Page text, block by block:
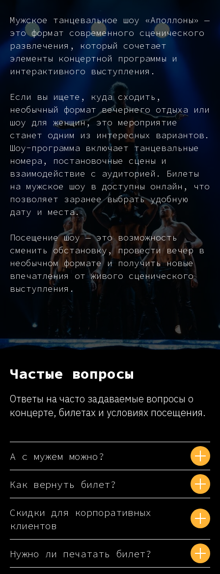
Мужское танцевальное шоу «Аполлоны» —
это формат современного сценического
развлечения, который сочетает
элементы концертной программы и
интерактивного выступления.
Если вы ищете, куда сходить,
необычный формат вечернего отдыха или
шоу для женщин, это мероприятие
станет одним из интересных вариантов.
Шоу-программа включает танцевальные
номера, постановочные сцены и
взаимодействие с аудиторией. Билеты
на мужское шоу в доступны онлайн, что
позволяет заранее выбрать удобную
дату и места.
Посещение шоу — это возможность
сменить обстановку, провести вечер в
необычном формате и получить новые
впечатления от живого сценического
выступления.
Частые вопросы
Ответы на часто задаваемые вопросы о
концерте, билетах и условиях посещения.
А с мужем можно?
Как вернуть билет?
Скидки для корпоративных
клиентов
Нужно ли печатать билет?